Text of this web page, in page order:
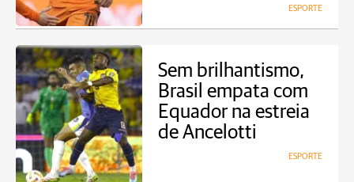
ESPORTE
Sem brilhantismo,
Brasil empata com
Equador na estreia
de Ancelotti
ESPORTE